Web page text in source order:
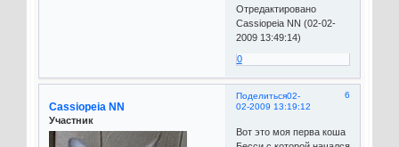
Отредактировано
Cassiopeia NN (02-02-
2009 13:49:14)
0
Поделиться 6
02-
02-2009 13:19:12
Cassiopeia NN
Участник
Вот это моя перва коша